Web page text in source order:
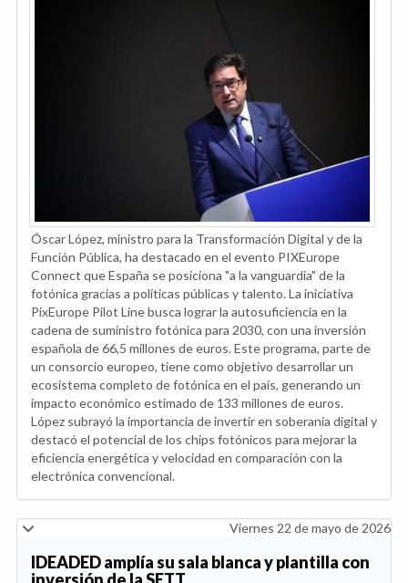
Óscar López, ministro para la Transformación Digital y de la
Función Pública, ha destacado en el evento PIXEurope
Connect que España se posiciona "a la vanguardia" de la
fotónica gracias a políticas públicas y talento. La iniciativa
PixEurope Pilot Line busca lograr la autosuficiencia en la
cadena de suministro fotónica para 2030, con una inversión
española de 66,5 millones de euros. Este programa, parte de
un consorcio europeo, tiene como objetivo desarrollar un
ecosistema completo de fotónica en el país, generando un
impacto económico estimado de 133 millones de euros.
López subrayó la importancia de invertir en soberanía digital y
destacó el potencial de los chips fotónicos para mejorar la
eficiencia energética y velocidad en comparación con la
electrónica convencional.
Viernes 22 de mayo de 2026
IDEADED amplía su sala blanca y plantilla con